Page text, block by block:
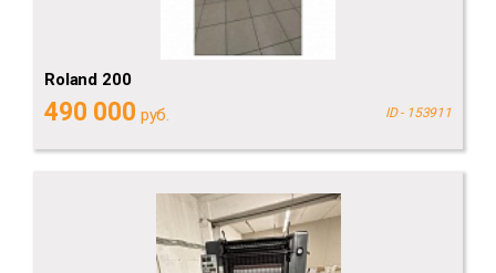
Roland 200
490 000 руб. ID - 153911